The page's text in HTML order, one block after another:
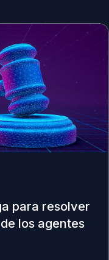
para resolver
los agentes